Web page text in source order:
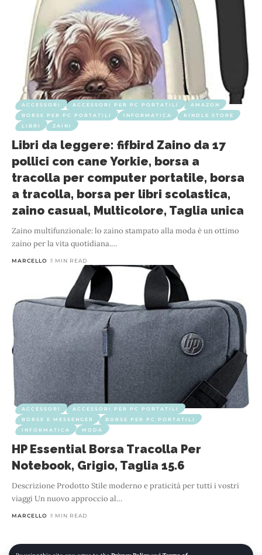
ACCESSORI ACCESSORI PER PC PORTATILI
AMAZON
BORSE PER PC PORTATILI
INFORMATICA
KINDLE STORE
LIBRI
ZAINI
Libri da leggere: fifbird Zaino da 17
pollici con cane Yorkie, borsa a
tracolla per computer portatile, borsa
a tracolla, borsa per libri scolastica,
zaino casual, Multicolore, Taglia unica
Zaino multifunzionale: lo zaino stampato alla moda è un ottimo
zaino per la vita quotidiana.…
MARCELLO 1 MIN READ
ACCESSORI
ACCESSORI PER PC PORTATILI
BORSE E MESSENGER
BORSE PER PC PORTATILI
INFORMATICA
MODA
HP Essential Borsa Tracolla Per
Notebook, Grigio, Taglia 15.6
Descrizione Prodotto Stile moderno e praticità per tutti i vostri
viaggi Un nuovo approccio al…
MARCELLO 1 MIN READ